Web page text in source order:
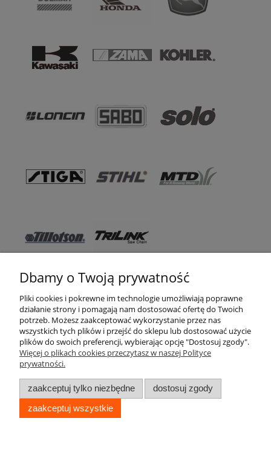
Pomoc
WSO TEXAS
Moje konto
Informacje
Dbamy o Twoją prywatność
Pliki cookies i pokrewne im technologie umożliwiają poprawne
działanie strony i pomagają nam dostosować ofertę do Twoich
potrzeb. Możesz zaakceptować wykorzystanie przez nas
wszystkich tych plików i przejść do sklepu lub dostosować użycie
plików do swoich preferencji, wybierając opcję "Dostosuj zgody".
Więcej o plikach cookies przeczytasz w naszej Polityce
prywatności.
zaakceptuj tylko niezbędne
dostosuj zgody
zaakceptuj wszystkie